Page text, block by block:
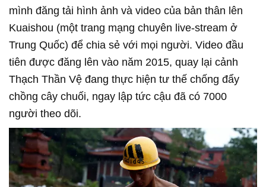
mình đăng tải hình ảnh và video của bản thân lên
Kuaishou (một trang mạng chuyên live-stream ở
Trung Quốc) để chia sẻ với mọi người. Video đầu
tiên được đăng lên vào năm 2015, quay lại cảnh
Thạch Thần Vệ đang thực hiện tư thế chống đẩy
chồng cây chuối, ngay lập tức cậu đã có 7000
người theo dõi.